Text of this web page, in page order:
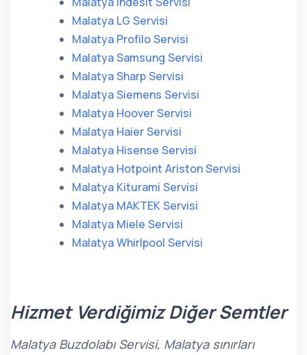
Malatya LG Servisi
Malatya Profilo Servisi
Malatya Samsung Servisi
Malatya Sharp Servisi
Malatya Siemens Servisi
Malatya Hoover Servisi
Malatya Haier Servisi
Malatya Hisense Servisi
Malatya Hotpoint Ariston Servisi
Malatya Kiturami Servisi
Malatya MAKTEK Servisi
Malatya Miele Servisi
Malatya Whirlpool Servisi
Hizmet Verdiğimiz Diğer Semtler
Malatya Buzdolabı Servisi, Malatya sınırları